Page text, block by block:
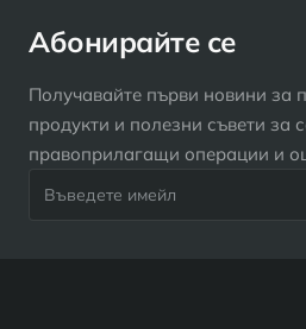
Абонирайте се
Получавайте първи новини за
продукти и полезни съвети за
правоприлагащи операции и
имейл